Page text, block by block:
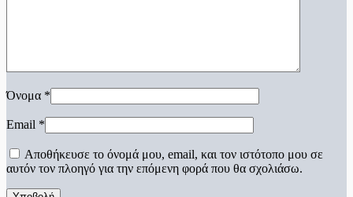
Όνομα *
Email *
Αποθήκευσε το όνομά μου, email, και τον ιστότοπο μου σε
αυτόν τον πλοηγό για την επόμενη φορά που θα σχολιάσω.